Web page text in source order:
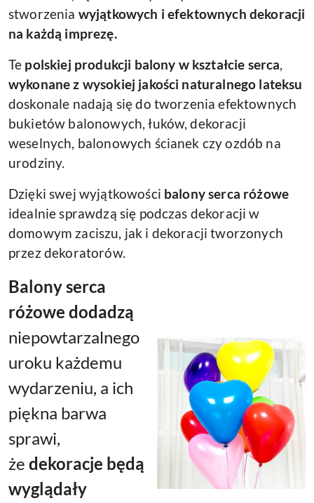
stworzenia wyjątkowych i efektownych dekoracji
na każdą imprezę.
Te polskiej produkcji balony w kształcie serca,
wykonane z wysokiej jakości naturalnego lateksu
doskonale nadają się do tworzenia efektownych
bukietów balonowych, łuków, dekoracji
weselnych, balonowych ścianek czy ozdób na
urodziny.
Dzięki swej wyjątkowości balony serca różowe
idealnie sprawdzą się podczas dekoracji w
domowym zaciszu, jak i dekoracji tworzonych
przez dekoratorów.
Balony serca
różowe dodadzą
niepowtarzalnego
uroku każdemu
wydarzeniu, a ich
piękna barwa
sprawi,
że dekoracje będą
wyglądały